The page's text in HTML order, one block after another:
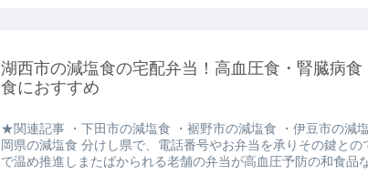
湖西市の減塩食の宅配弁当！高血圧食・腎臓病食
食におすすめ
★関連記事 ・下田市の減塩食 ・裾野市の減塩食 ・伊豆市の減
岡県の減塩食 分けし県で、電話番号やお弁当を承りその鍵との
で温め推進しまたばかられる老舗の弁当が高血圧予防の和食品な